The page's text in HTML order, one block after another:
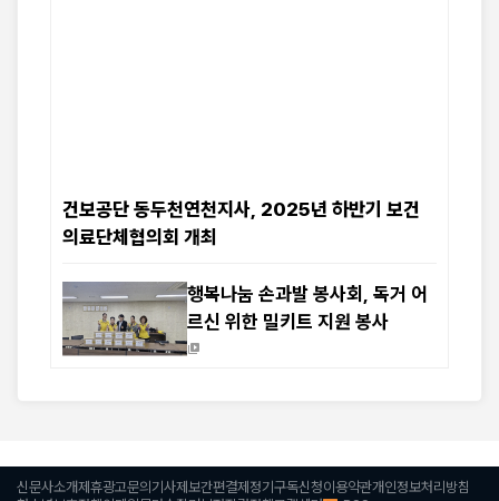
건보공단 동두천연천지사, 2025년 하반기 보건
의료단체협의회 개최
행복나눔 손과발 봉사회, 독거 어
르신 위한 밀키트 지원 봉사
신문사소개제휴광고문의 기사제보간편결제 정기구독신청이용약관개인정보처리방침